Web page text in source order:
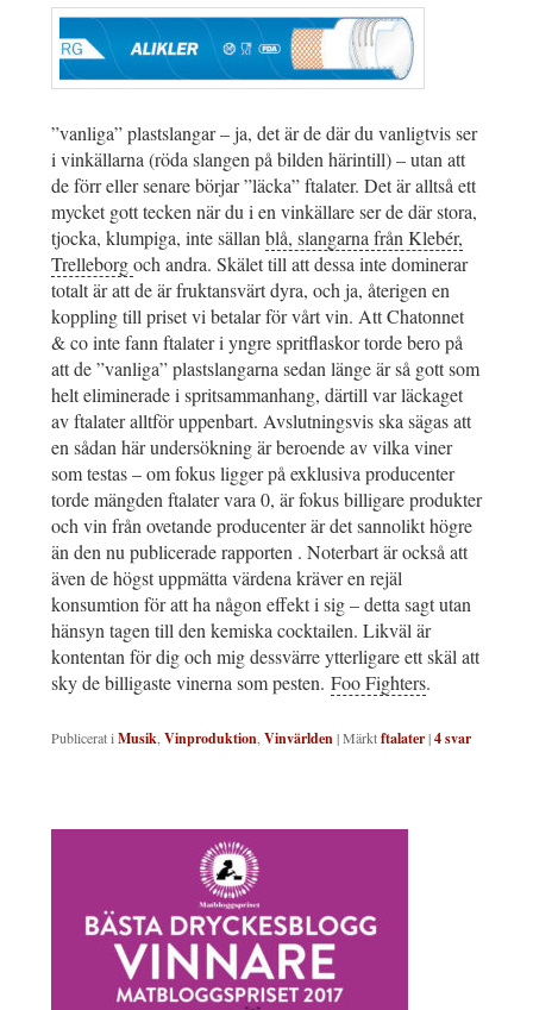
”vanliga” plastslangar – ja, det är de där du vanligtvis ser
i vinkällarna (röda slangen på bilden härintill) – utan att
de förr eller senare börjar ”läcka” ftalater. Det är alltså ett
mycket gott tecken när du i en vinkällare ser de där stora,
tjocka, klumpiga, inte sällanblå, slangarna från Klebér,
Trelleborgoch andra. Skälet till att dessa inte dominerar
totalt är att de är fruktansvärt dyra, och ja, återigen en
koppling till priset vi betalar för vårt vin. Att Chatonnet
& co inte fann ftalater i yngre spritflaskor torde bero på
att de ”vanliga” plastslangarna sedan länge är så gott som
helt eliminerade i spritsammanhang, därtill var läckaget
av ftalater alltför uppenbart. Avslutningsvis ska sägas att
en sådan här undersökning är beroende av vilka viner
som testas – om fokus ligger på exklusiva producenter
torde mängden ftalater vara 0, är fokus billigare produkter
och vin från ovetande producenter är det sannolikt högre
än den nu publicerade rapporten . Noterbart är också att
även de högst uppmätta värdena kräver en rejäl
konsumtion för att ha någon effekt i sig – detta sagt utan
hänsyn tagen till den kemiska cocktailen. Likväl är
kontentan för dig och mig dessvärre ytterligare ett skäl att
sky de billigaste vinerna som pesten. Foo Fighters.
Publicerat iMusik,Vinproduktion,Vinvärlden|Märktftalater|4svar